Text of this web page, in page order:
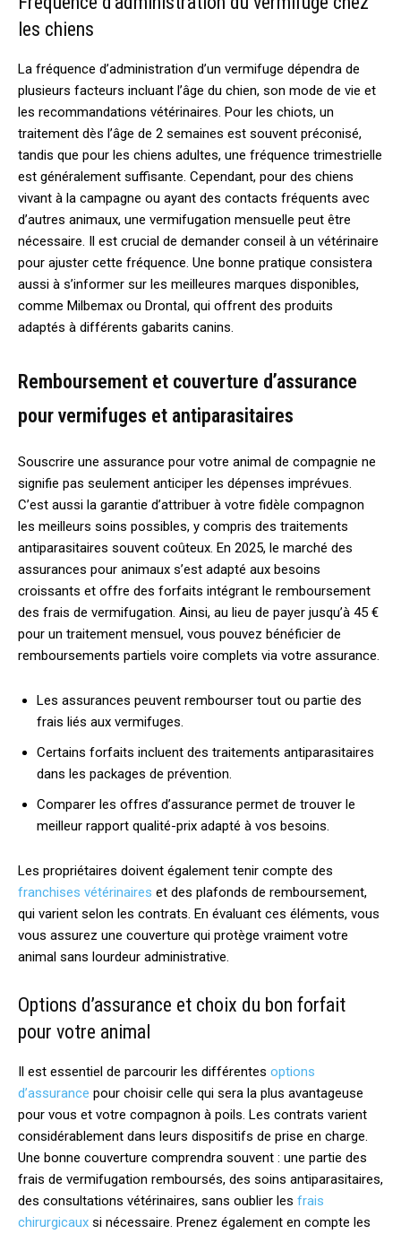
les chiens
La fréquence d’administration d’un vermifuge dépendra de
plusieurs facteurs incluant l’âge du chien, son mode de vie et
les recommandations vétérinaires. Pour les chiots, un
traitement dès l’âge de 2 semaines est souvent préconisé,
tandis que pour les chiens adultes, une fréquence trimestrielle
est généralement suffisante. Cependant, pour des chiens
vivant à la campagne ou ayant des contacts fréquents avec
d’autres animaux, une vermifugation mensuelle peut être
nécessaire. Il est crucial de demander conseil à un vétérinaire
pour ajuster cette fréquence. Une bonne pratique consistera
aussi à s’informer sur les meilleures marques disponibles,
comme Milbemax ou Drontal, qui offrent des produits
adaptés à différents gabarits canins.
Remboursement et couverture d’assurance
pour vermifuges et antiparasitaires
Souscrire une assurance pour votre animal de compagnie ne
signifie pas seulement anticiper les dépenses imprévues.
C’est aussi la garantie d’attribuer à votre fidèle compagnon
les meilleurs soins possibles, y compris des traitements
antiparasitaires souvent coûteux. En 2025, le marché des
assurances pour animaux s’est adapté aux besoins
croissants et offre des forfaits intégrant le remboursement
des frais de vermifugation. Ainsi, au lieu de payer jusqu’à 45 €
pour un traitement mensuel, vous pouvez bénéficier de
remboursements partiels voire complets via votre assurance.
Les assurances peuvent rembourser tout ou partie des
frais liés aux vermifuges.
Certains forfaits incluent des traitements antiparasitaires
dans les packages de prévention.
Comparer les offres d’assurance permet de trouver le
meilleur rapport qualité-prix adapté à vos besoins.
Les propriétaires doivent également tenir compte des
franchises vétérinaires et des plafonds de remboursement,
qui varient selon les contrats. En évaluant ces éléments, vous
vous assurez une couverture qui protège vraiment votre
animal sans lourdeur administrative.
Options d’assurance et choix du bon forfait
pour votre animal
Il est essentiel de parcourir les différentes options
d’assurance pour choisir celle qui sera la plus avantageuse
pour vous et votre compagnon à poils. Les contrats varient
considérablement dans leurs dispositifs de prise en charge.
Une bonne couverture comprendra souvent : une partie des
frais de vermifugation remboursés, des soins antiparasitaires,
des consultations vétérinaires, sans oublier les frais
chirurgicaux si nécessaire. Prenez également en compte les